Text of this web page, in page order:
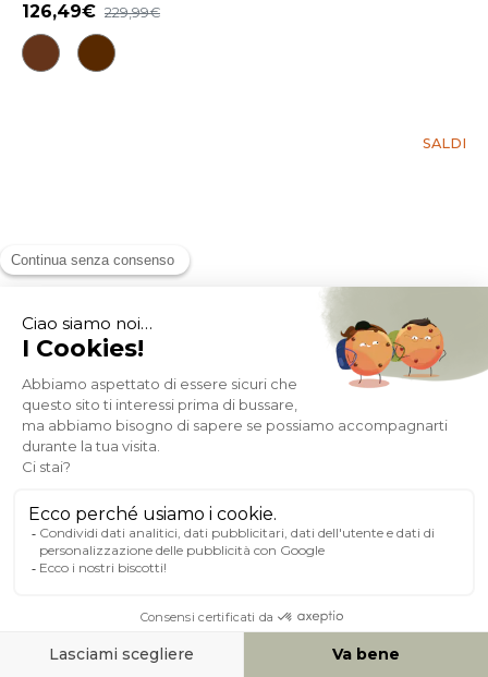
126,49 229,99
SALDI
Sedia design Bianco e legno scuro noce RUBBENS